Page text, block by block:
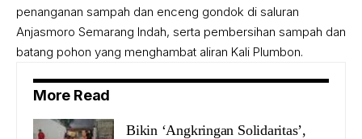
penanganan sampah dan enceng gondok di saluran
Anjasmoro Semarang Indah, serta pembersihan sampah dan
batang pohon yang menghambat aliran Kali Plumbon.
More Read
Bikin ‘Angkringan Solidaritas’,